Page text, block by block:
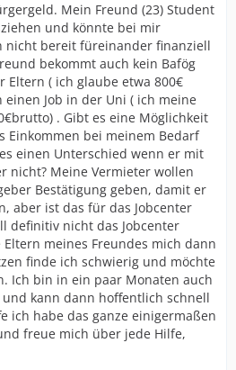
Mein Freund (23) Student
und könnte bei mir
nicht bereit füreinander finanziell
bekommt auch kein Bafög
( ich glaube etwa 800€
Job in der Uni ( ich meine
. Gibt es eine Möglichkeit
Einkommen bei meinem Bedarf
einen Unterschied wenn er mit
nicht? Meine Vermieter wollen
Bestätigung geben, damit er
aber ist das für das Jobcenter
definitiv nicht das Jobcenter
meines Freundes mich dann
finde ich schwierig und möchte
Ich bin in ein paar Monaten auch
kann dann hoffentlich schnell
ich habe das ganze einigermaßen
freue mich über jede Hilfe,